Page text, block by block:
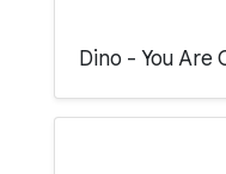
Dino - You Are